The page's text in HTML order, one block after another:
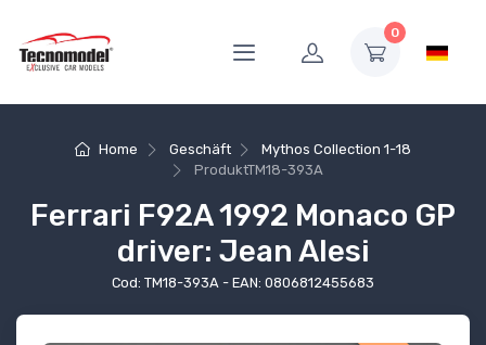
0
Home Geschäft
Mythos Collection 1-18
ProduktTM18-393A
Ferrari F92A 1992 Monaco GP
driver: Jean Alesi
Cod: TM18-393A - EAN: 0806812455683